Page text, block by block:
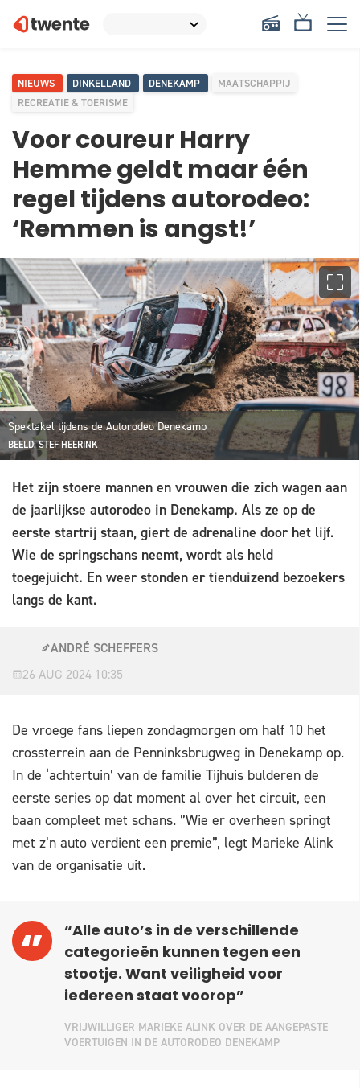
NIEUWS DINKELLAND DENEKAMP
MAATSCHAPPIJ
RECREATIE & TOERISME
Voor coureur Harry
Hemme geldt maar één
regel tijdens autorodeo:
‘Remmen is angst!’
Spektakel tijdens de Autorodeo Denekamp
BEELD: STEF HEERINK
Het zijn stoere mannen en vrouwen die zich wagen aan
de jaarlijkse autorodeo in Denekamp. Als ze op de
eerste startrij staan, giert de adrenaline door het lijf.
Wie de springschans neemt, wordt als held
toegejuicht. En weer stonden er tienduizend bezoekers
langs de kant.
ANDRÉ SCHEFFERS
26 AUG 2024 10:35
De vroege fans liepen zondagmorgen om half 10 het
crossterrein aan de Penninksbrugweg in Denekamp op.
In de ‘achtertuin’ van de familie Tijhuis bulderen de
eerste series op dat moment al over het circuit, een
baan compleet met schans. ”Wie er overheen springt
met z’n auto verdient een premie”, legt Marieke Alink
van de organisatie uit.
“Alle auto’s in de verschillende
categorieën kunnen tegen een
stootje. Want veiligheid voor
iedereen staat voorop”
VRIJWILLIGER MARIEKE ALINK OVER DE AANGEPASTE
VOERTUIGEN IN DE AUTORODEO DENEKAMP